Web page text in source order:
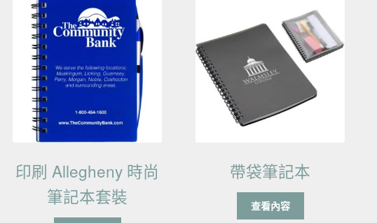
印刷 Allegheny 時尚
筆記本套裝
帶袋筆記本
查看內容